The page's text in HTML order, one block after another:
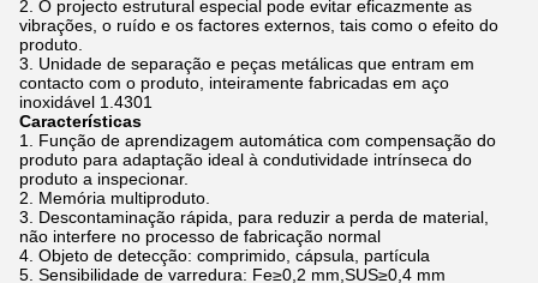
O projecto estrutural especial pode evitar eficazmente as
vibrações, o ruído e os factores externos, tais como o efeito do
produto.
Unidade de separação e peças metálicas que entram em
contacto com o produto, inteiramente fabricadas em aço
inoxidável 1.4301
Características
Função de aprendizagem automática com compensação do
produto para adaptação ideal à condutividade intrínseca do
produto a inspecionar.
Memória multiproduto.
Descontaminação rápida, para reduzir a perda de material,
não interfere no processo de fabricação normal
Objeto de detecção: comprimido, cápsula, partícula
Sensibilidade de varredura: Fe≥0,2 mm,SUS≥0,4 mm